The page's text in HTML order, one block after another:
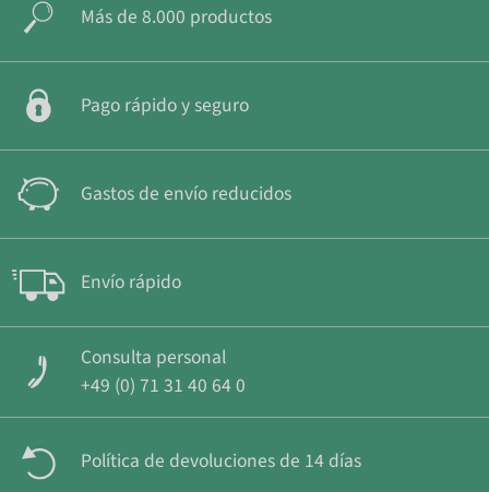
Más de 8.000 productos
Pago rápido y seguro
Gastos de envío reducidos
Envío rápido
Consulta personal
+49 (0) 71 31 40 64 0
Política de devoluciones de 14 días